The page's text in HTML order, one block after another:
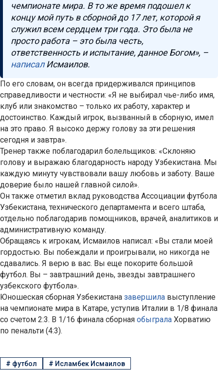
чемпионате мира. В то же время подошел к
концу мой путь в сборной до 17 лет, которой я
служил всем сердцем три года. Это была не
просто работа – это была честь,
ответственность и испытание, данное Богом», –
написалИсмаилов.
По его словам, он всегда придерживался принципов
справедливости и честности: «Я не выбирал чье-либо имя,
клуб или знакомство – только их работу, характер и
достоинство. Каждый игрок, вызванный в сборную, имел
на это право. Я высоко держу голову за эти решения
сегодня и завтра».
Тренер также поблагодарил болельщиков: «Склоняю
голову и выражаю благодарность народу Узбекистана. Мы
каждую минуту чувствовали вашу любовь и заботу. Ваше
доверие было нашей главной силой».
Он также отметил вклад руководства Ассоциации футбола
Узбекистана, технического департамента и всего штаба,
отдельно поблагодарив помощников, врачей, аналитиков и
административную команду.
Обращаясь к игрокам, Исмаилов написал: «Вы стали моей
гордостью. Вы побеждали и проигрывали, но никогда не
сдавались. Я верю в вас. Вы еще покорите большой
футбол. Вы – завтрашний день, звезды завтрашнего
узбекского футбола».
Юношеская сборная Узбекистана завершила выступление
на чемпионате мира в Катаре, уступив Италии в 1/8 финала
со счетом 2:3. В 1/16 финала сборная обыграла Хорватию
по пенальти (4:3).
# футбол # Исламбек Исмаилов